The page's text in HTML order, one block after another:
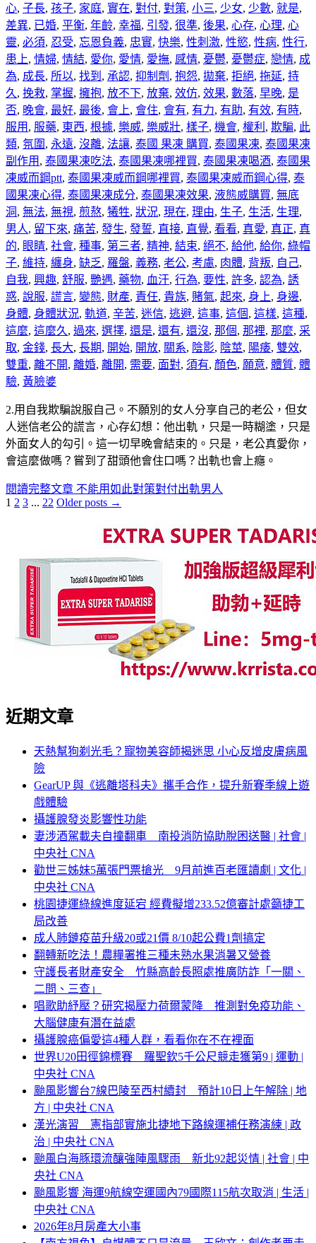
心, 子長, 孩子, 家庭, 實在, 對付, 對策, 小三, 少女, 少數, 就是,
差異, 已婚, 平衡, 年齡, 幸福, 引發, 很準, 後果, 心存, 心理, 心
靈, 必須, 忍受, 忘恩負義, 忠實, 快樂, 性刺激, 性慾, 性病, 性行,
患上, 情婦, 情結, 愛你, 愛情, 愛撫, 感情, 憂鬱, 憂鬱症, 戀情, 成
為, 成長, 所以, 找到 , 承認, 抑制劑 , 抱怨, 拋棄, 拒絕, 拖延, 持
久 , 挽救, 掌握, 擁抱, 放不下, 放棄, 效仿, 效果, 數落, 早晚, 是
否, 晚會, 最好, 最後, 會上, 會住, 會有, 有力, 有助, 有效, 有時,
服用 , 服藥, 東西, 根據, 樂威, 樂威壯, 樣子, 機會, 權利 , 欺騙, 此
類, 氛圍 , 永遠, 沒離, 法讓, 泰國 果凍 購買, 泰國果凍, 泰國果凍
副作用 , 泰國果凍吃法, 泰國果凍哪裡買, 泰國果凍喝酒, 泰國果
凍威而鋼ptt, 泰國果凍威而鋼哪裡買, 泰國果凍威而鋼心得, 泰
國果凍心得, 泰國果凍成分, 泰國果凍效果, 液態威購買, 無底
洞 , 無法, 無視, 煎熬, 犧牲, 狀況, 現在, 理由, 生子, 生活, 生理,
男人, 留下來, 痛苦, 發生, 發誓, 直接, 直覺, 看看, 真愛, 真正, 真
的, 眼睛, 社會, 種事, 第三者, 精神, 結束, 絕不, 給他, 給你, 綠帽
子, 維持, 纏身, 缺乏, 羅盤, 義務, 老公, 考慮, 肉體, 背叛, 自己,
自我, 興趣, 舒服, 艷遇, 藥物, 血汗, 行為, 要性, 許多, 認為, 誘
惑, 說服, 謊言, 變態, 財產, 責任, 貴族, 賭氣, 起來, 身上, 身邊,
身體, 身體狀況, 軌道, 辛苦, 迷信, 逃避, 這事, 這個, 這樣, 這種,
這麼, 這麼久 , 過來, 選擇, 還是, 還有, 還沒, 那個, 那裡, 那麼, 采
取, 金錢, 長大, 長期, 開始, 開放, 關系, 陰影, 陰莖, 陽痿, 雙效,
雙重, 離不開, 離婚, 離開, 需要, 面對, 須有, 顏色, 願意, 體質, 體
驗, 黃臉婆
2.用自我欺騙說服自己。不願別的女人分享自己的老公，但女
人迷信老公的謊言，心存幻想：他出軌，只是一時糊塗，只是
外面女人的勾引。這一切早晚會結束的。只是，老公真愛你，
會這麼做嗎？嘗到了甜頭他會住口嗎？出軌也會上癮。
閱讀完整文章 不能用如此對策對付出軌男人
文
分
1 2 3 ... 22 Older posts →
近期文章
天熱幫狗剃光毛？寵物美容師揭迷思 小心反增皮膚病風
險
GearUP 與《逃離塔科夫》攜手合作，提升新賽季線上遊
戲體驗
攝護腺發炎影響性功能
妻涉酒駕載夫自撞翻車 南投消防協助脫困送醫 | 社會 |
中央社 CNA
勸世三姊妹5萬張門票搶光 9月前進百老匯讀劇 | 文化 |
中央社 CNA
桃園捷運綠線進度延宕 經費擬增233.52億審計處籲捷工
局改善
成人肺鏈疫苗升級20或21價 8/10起公費1劑搞定
翻轉新吃法！農糧署推三種未熟水果消暑又營養
守護長者財產安全 竹縣高齡長照處推廣防詐「一關、
二問、三查」
唱歌助紓壓？研究揭壓力荷爾蒙降 推測對免疫功能、
大腦健康有潛在益處
攝護腺癌偏愛這4種人群，看看你在不在裡面
世界U20田徑錦標賽 羅聖欽5千公尺競走獲第9 | 運動 |
中央社 CNA
颱風影響台7線巴陵至西村續封 預計10日上午解除 | 地
方 | 中央社 CNA
漢光演習 憲指部實施北捷地下路線運補任務演練 | 政
治 | 中央社 CNA
颱風白海豚環流釀強陣風驟雨 新北92起災情 | 社會 | 中
央社 CNA
颱風影響 海運9航線空運國內79國際115航次取消 | 生活 |
中央社 CNA
2026年8月房產大小事